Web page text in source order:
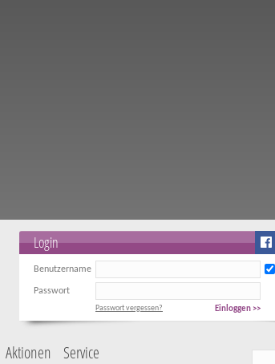
Login
Benutzername
Passwort
Einloggen >>
Passwort vergessen?
Aktionen Service